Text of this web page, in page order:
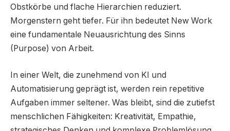
Obstkörbe und flache Hierarchien reduziert.
Morgenstern geht tiefer. Für ihn bedeutet New Work
eine fundamentale Neuausrichtung des Sinns
(Purpose) von Arbeit.
In einer Welt, die zunehmend von KI und
Automatisierung geprägt ist, werden rein repetitive
Aufgaben immer seltener. Was bleibt, sind die zutiefst
menschlichen Fähigkeiten: Kreativität, Empathie,